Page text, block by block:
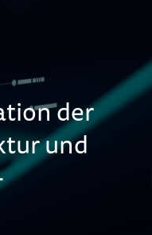
der
und